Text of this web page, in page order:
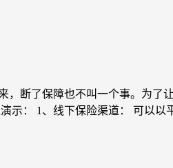
断了保障也不叫一个事。为了
示： 1、线下保险渠道： 可以以